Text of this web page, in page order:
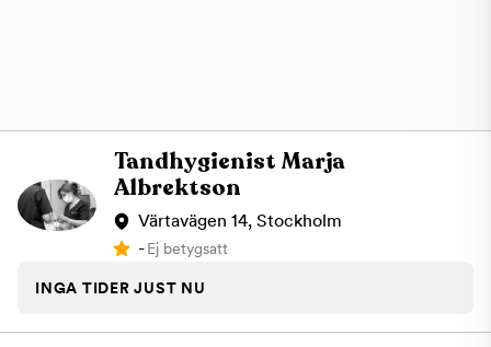
Tandhygienist Marja
Albrektson
Värtavägen 14, Stockholm
-Ej betygsatt
INGA TIDER JUST NU